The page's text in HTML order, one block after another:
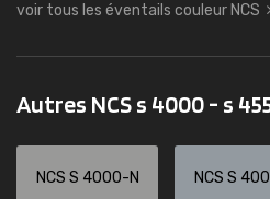
voir tous les éventails couleur NCS
Autres NCS s 4000 - s
NCS S 4000-N NCS S